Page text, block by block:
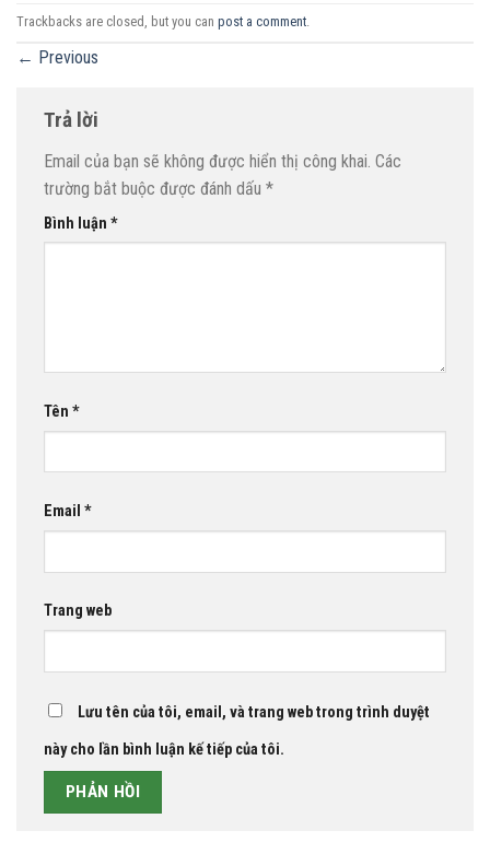
Trackbacks are closed, but you can post a comment.
← Previous
Trả lời
Email của bạn sẽ không được hiển thị công khai. Các
trường bắt buộc được đánh dấu *
Bình luận *
Tên *
Email *
Trang web
Lưu tên của tôi, email, và trang web trong trình duyệt
này cho lần bình luận kế tiếp của tôi.